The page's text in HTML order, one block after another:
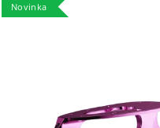
Novinka